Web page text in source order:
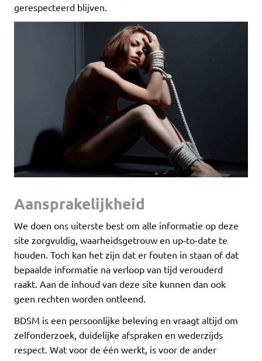
gerespecteerd blijven.
Aansprakelijkheid
We doen ons uiterste best om alle informatie op deze
site zorgvuldig, waarheidsgetrouw en up-to-date te
houden. Toch kan het zijn dat er fouten in staan of dat
bepaalde informatie na verloop van tijd verouderd
raakt. Aan de inhoud van deze site kunnen dan ook
geen rechten worden ontleend.
BDSM is een persoonlijke beleving en vraagt altijd om
zelfonderzoek, duidelijke afspraken en wederzijds
respect. Wat voor de één werkt, is voor de ander